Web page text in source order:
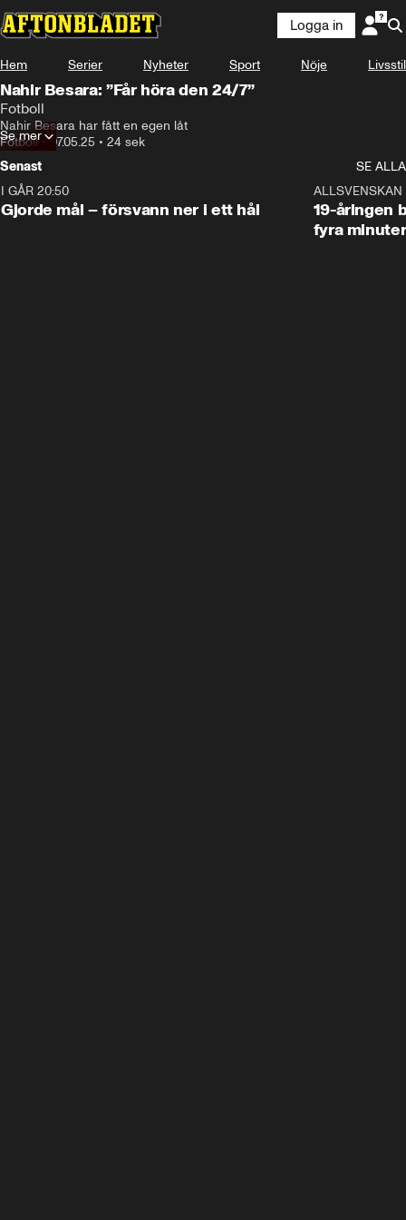
Logga in
Hem Serier Nyheter Sport Nöje Livsstil
Nahir Besara: ”Får höra den 24/7”
Fotboll
Nahir Besara har fått en egen låt
Fotboll•07.05.25 • 24 sek
Se mer
Senast
SE ALLA
I GÅR 20:50
Gjorde mål – försvann ner i ett hål
ALLSVENSKAN
19-åringen
fyra minuter